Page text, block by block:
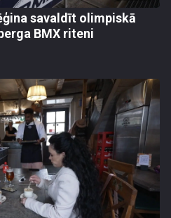
savaldīt olimpiskā
BMX riteni